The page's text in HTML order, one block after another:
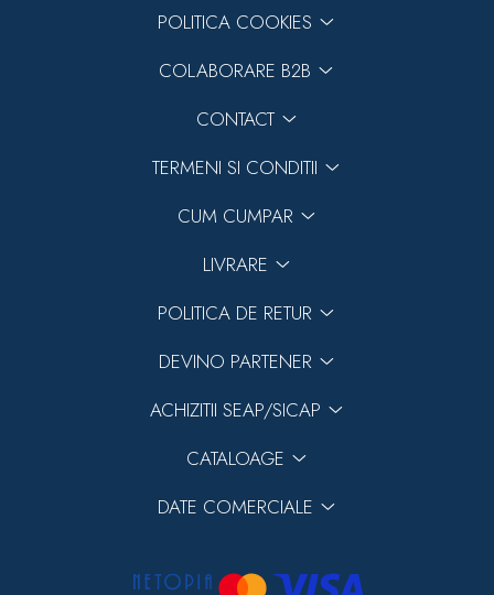
POLITICA COOKIES
COLABORARE B2B
CONTACT
TERMENI SI CONDITII
CUM CUMPAR
LIVRARE
POLITICA DE RETUR
DEVINO PARTENER
ACHIZITII SEAP/SICAP
CATALOAGE
DATE COMERCIALE